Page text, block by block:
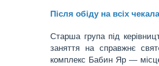
Після обіду на всіх
Старша група під
заняття на справжнє
комплекс Бабин Яр — місце